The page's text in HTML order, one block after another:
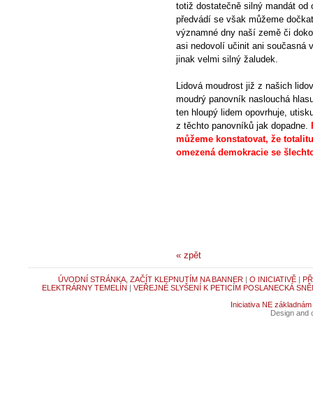
totiž dostatečně silný mandát
předvádí se však můžeme
významné dny naší země či
asi nedovolí učinit ani současná
jinak velmi silný žaludek.
Lidová moudrost již z našich
moudrý panovník naslouchá
ten hloupý lidem opovrhuje,
z těchto panovníků jak dopadne.
můžeme konstatovat, že
omezená demokracie se
« zpět
ÚVODNÍ STRÁNKA, ZAČÍT KLEPNUTÍM NA BANNER | O INICIATIVĚ|
ELEKTRÁRNY TEMELÍN | VEŘEJNÉ SLYŠENÍ K PETICÍM POSLANECKÁ
Iniciativa NE základnám
Design and